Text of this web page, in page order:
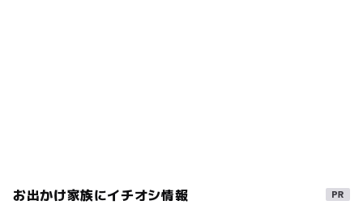
お出かけ家族にイチオシ情報